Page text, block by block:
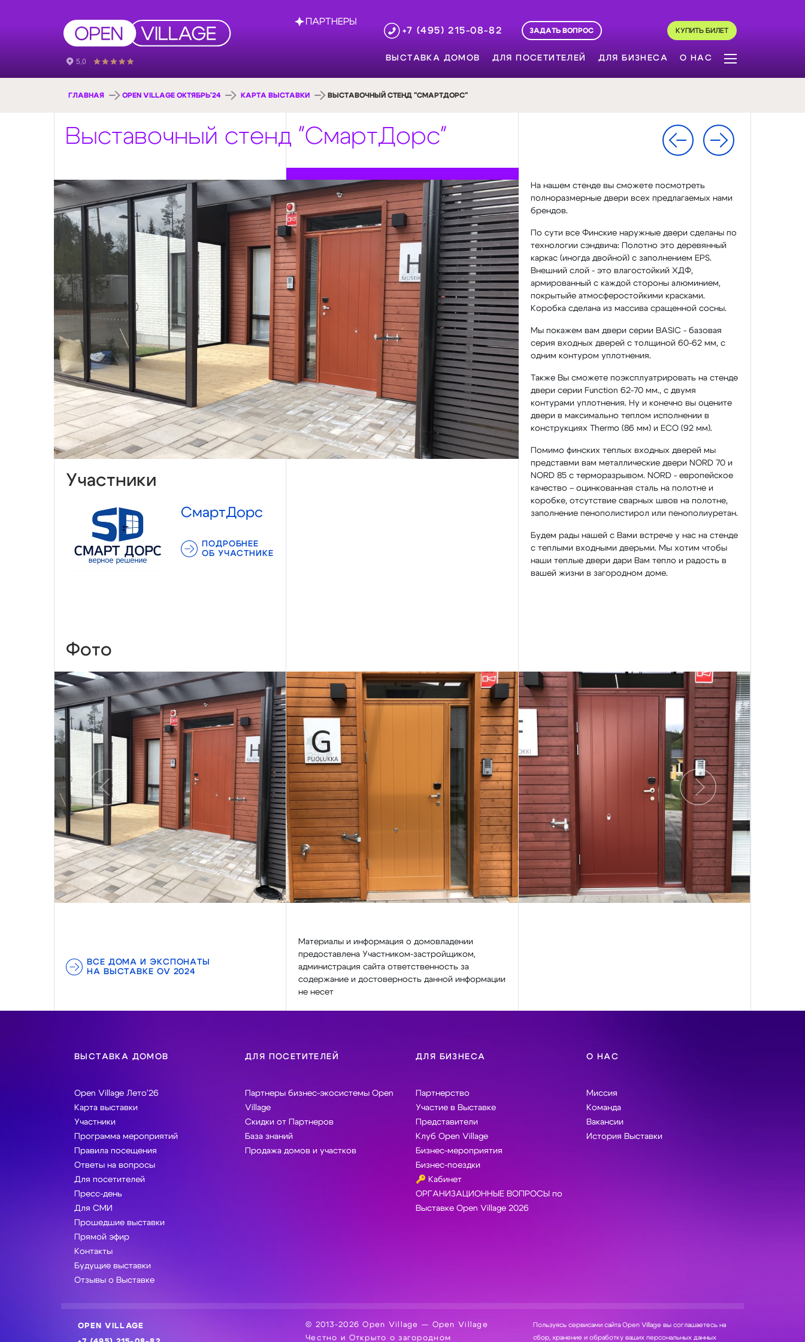
ПАРТНЕРЫ
+7 (495) 215-08-82
ЗАДАТЬ ВОПРОС КУПИТЬ БИЛЕТ
ВЫСТАВКА ДОМОВ ДЛЯ ПОСЕТИТЕЛЕЙ ДЛЯ БИЗНЕСА О НАС
ГЛАВНАЯ OPEN VILLAGE ОКТЯБРЬ'24 КАРТА ВЫСТАВКИ ВЫСТАВОЧНЫЙ СТЕНД "СМАРТДОРС"
Выставочный стенд "СмартДорс"
Участники
СмартДорс
ПОДРОБНЕЕ
ОБ УЧАСТНИКЕ
На нашем стенде вы сможете посмотреть
полноразмерные двери всех предлагаемых нами
брендов.
По сути все Финские наружные двери сделаны по
технологии сэндвича: Полотно это деревянный
каркас (иногда двойной) с заполнением EPS.
Внешний слой - это влагостойкий ХДФ,
армированный с каждой стороны алюминием,
покрытыйе атмосферостойкими красками.
Коробка сделана из массива сращенной сосны.
Мы покажем вам двери серии BASIC - базовая
серия входных дверей с толщиной 60-62 мм, с
одним контуром уплотнения.
Также Вы сможете поэксплуатрировать на стенде
двери серии Function 62-70 мм., с двумя
контурами уплотнения. Ну и конечно вы оцените
двери в максимально теплом исполнении в
конструкциях Thermo (86 мм) и ECO (92 мм).
Помимо финских теплых входных дверей мы
представми вам металлические двери NORD 70 и
NORD 85 с терморазрывом. NORD - европейское
качество – оцинкованная сталь на полотне и
коробке, отсутствие сварных швов на полотне,
заполнение пенополистирол или пенополиуретан.
Будем рады нашей с Вами встрече у нас на стенде
с теплыми входными дверьми. Мы хотим чтобы
наши теплые двери дари Вам тепло и радость в
вашей жизни в загородном доме.
Фото
Предыдущий Следующий
ВСЕ ДОМА И ЭКСПОНАТЫ
НА ВЫСТАВКЕ OV 2024
Материалы и информация о домовладении
предоставлена Участником-застройщиком,
администрация сайта ответственность за
содержание и достоверность данной информации
не несет
ВЫСТАВКА ДОМОВ
Open Village Лето'26
Карта выставки
Участники
Программа мероприятий
Правила посещения
Ответы на вопросы
Для посетителей
Пресс-день
Для СМИ
Прошедшие выставки
Прямой эфир
Контакты
Будущие выставки
Отзывы о Выставке
ДЛЯ ПОСЕТИТЕЛЕЙ
Партнеры бизнес-экосистемы Open
Village
Скидки от Партнеров
База знаний
Продажа домов и участков
ДЛЯ БИЗНЕСА
Партнерство
Участие в Выставке
Представители
Клуб Open Village
Бизнес-мероприятия
Бизнес-поездки
🔑 Кабинет
ОРГАНИЗАЦИОННЫЕ ВОПРОСЫ по
Выставке Open Village 2026
О НАС
Миссия
Команда
Вакансии
История Выставки
OPEN VILLAGE
© 2013-2026 Open Village — Open Village
Честно и Открыто о загородном
Пользуясь сервисами сайта Open Village вы соглашаетесь на
сбор, хранение и обработку ваших персональных данных